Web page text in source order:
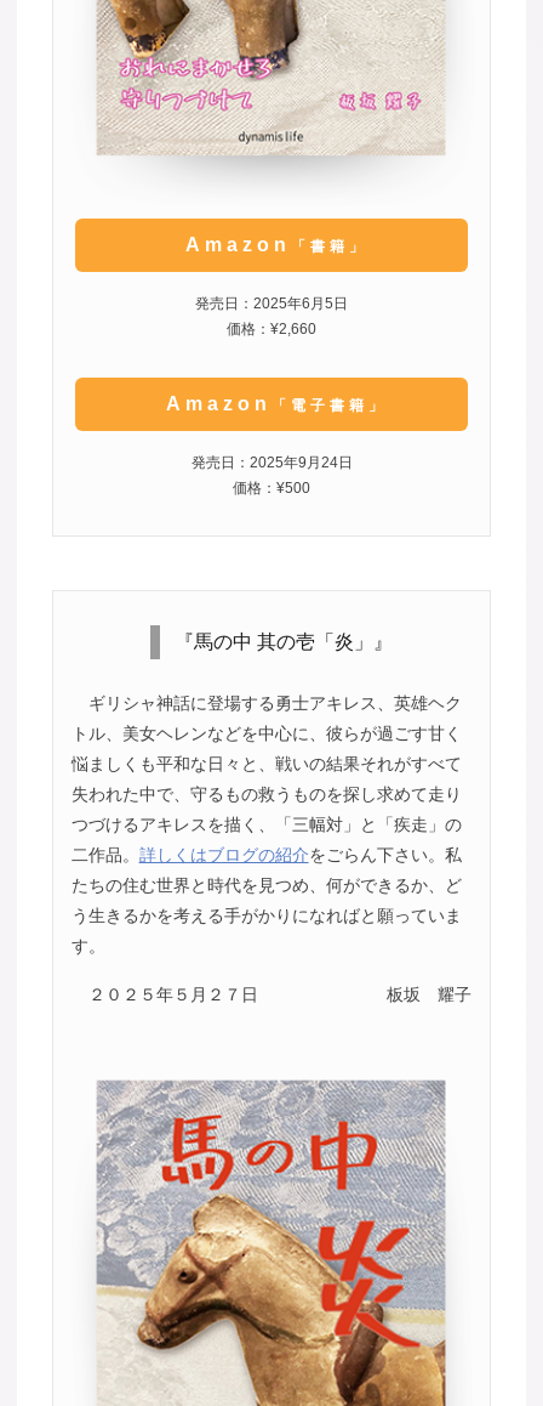
Amazon 「書籍」
発売日：2025年6月5日
価格：¥2,660
Amazon 「電子書籍」
発売日：2025年9月24日
価格：¥500
『馬の中 其の壱「炎」』
ギリシャ神話に登場する勇士アキレス、英雄ヘク
トル、美女ヘレンなどを中心に、彼らが過ごす甘く
悩ましくも平和な日々と、戦いの結果それがすべて
失われた中で、守るもの救うものを探し求めて走り
つづけるアキレスを描く、「三幅対」と「疾走」の
二作品。 詳しくはブログの紹介をごらん下さい。私
たちの住む世界と時代を見つめ、何ができるか、ど
う生きるかを考える手がかりになればと願っていま
す。
２０２５年５月２７日 板坂 耀子